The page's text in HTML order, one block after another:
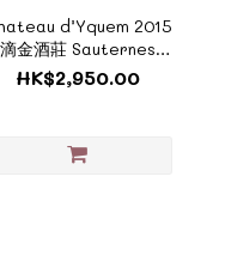
d’Yquem 2015
滴金酒莊 Sauternes
Cru Superieur
《ZTF1039A》
HK$2,950.00